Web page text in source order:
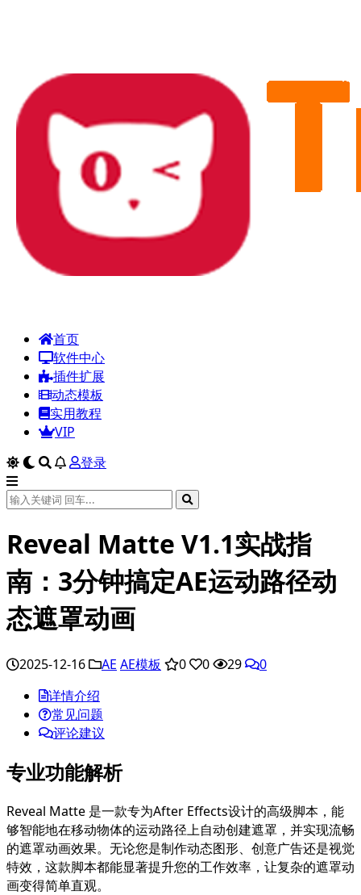
首页
软件中心
插件扩展
动态模板
实用教程
VIP
登录
Reveal Matte V1.1实战指
南：3分钟搞定AE运动路径动
态遮罩动画
2025-12-16 AE AE模板 0 0 29
0
详情介绍
常见问题
评论建议
专业功能解析
Reveal Matte 是一款专为After Effects设计的高级脚本，能
够智能地在移动物体的运动路径上自动创建遮罩，并实现流畅
的遮罩动画效果。无论您是制作动态图形、创意广告还是视觉
特效，这款脚本都能显著提升您的工作效率，让复杂的遮罩动
画变得简单直观。